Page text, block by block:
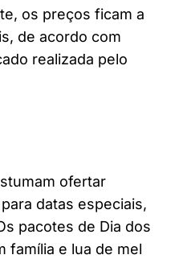
os preços ficam a
de acordo com
realizada pelo
ofertar
datas especiais,
pacotes de Dia dos
família e lua de mel